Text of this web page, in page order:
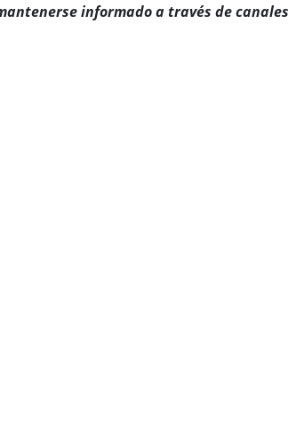
informado a través de